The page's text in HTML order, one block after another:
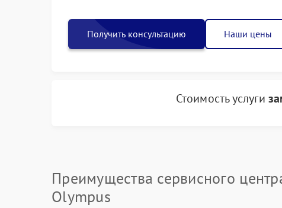
Получить консультацию Наши цены
Стоимость услуги
Преимущества сервисного
Olympus